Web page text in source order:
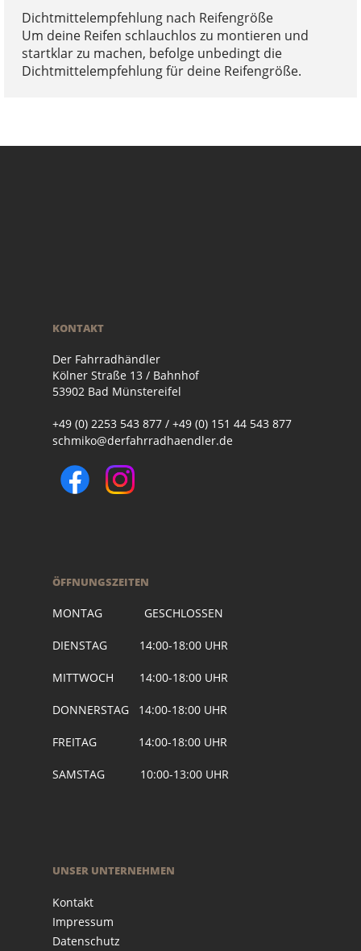
Dichtmittelempfehlung nach Reifengröße
Um deine Reifen schlauchlos zu montieren und
startklar zu machen, befolge unbedingt die
Dichtmittelempfehlung für deine Reifengröße.
KONTAKT
Der Fahrradhändler
Kölner Straße 13 / Bahnhof
53902 Bad Münstereifel
+49 (0) 2253 543 877 / +49 (0) 151 44 543 877
schmiko@derfahrradhaendler.de
ÖFFNUNGSZEITEN
MONTAG GESCHLOSSEN
DIENSTAG 14:00-18:00 UHR
MITTWOCH 14:00-18:00 UHR
DONNERSTAG 14:00-18:00 UHR
FREITAG 14:00-18:00 UHR
SAMSTAG 10:00-13:00 UHR
UNSER UNTERNEHMEN
Kontakt
Impressum
Datenschutz